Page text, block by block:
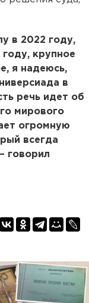
в 2022 году,
крупное
я надеюсь,
в
речь идет об
мирового
огромную
всегда
говорил